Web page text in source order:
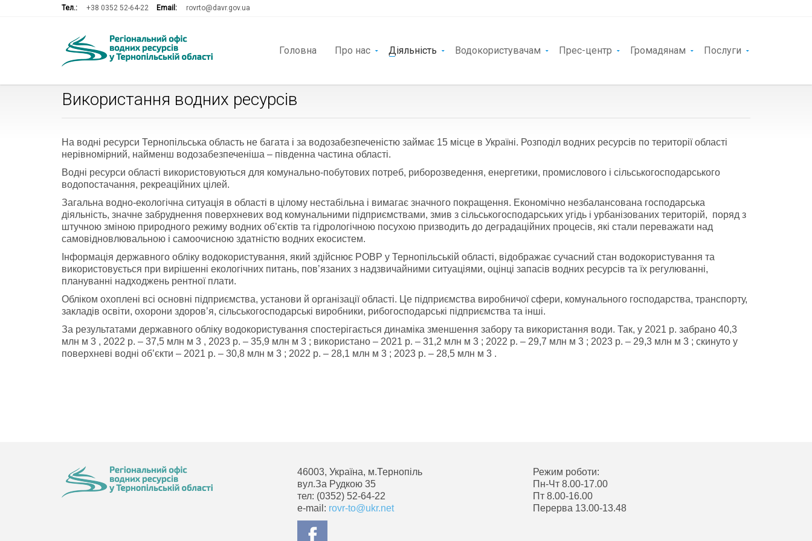
Тел.: +38 0352 52-64-22 Email: rovrto@davr.gov.ua
Головна Про нас Діяльність Водокористувачам Прес-центр Громадянам Послуги
Використання водних ресурсів
На водні ресурси Тернопільська область не багата і за водозабезпеченістю займає 15 місце в Україні. Розподіл водних ресурсів по території області
нерівномірний, найменш водозабезпеченіша – південна частина області.
Водні ресурси області використовуються для комунально-побутових потреб, риборозведення, енергетики, промислового і сільськогосподарського
водопостачання, рекреаційних цілей.
Загальна водно-екологічна ситуація в області в цілому нестабільна і вимагає значного покращення. Економічно незбалансована господарська
діяльність, значне забруднення поверхневих вод комунальними підприємствами, змив з сільськогосподарських угідь і урбанізованих територій, поряд з
штучною зміною природного режиму водних об’єктів та гідрологічною посухою призводить до деградаційних процесів, які стали переважати над
самовідновлювальною і самоочисною здатністю водних екосистем.
Інформація державного обліку водокористування, який здійснює РОВР у Тернопільській області, відображає сучасний стан водокористування та
використовується при вирішенні екологічних питань, пов’язаних з надзвичайними ситуаціями, оцінці запасів водних ресурсів та їх регулюванні,
плануванні надходжень рентної плати.
Обліком охоплені всі основні підприємства, установи й організації області. Це підприємства виробничої сфери, комунального господарства, транспорту,
закладів освіти, охорони здоров’я, сільськогосподарські виробники, рибогосподарські підприємства та інші.
За результатами державного обліку водокористування спостерігається динаміка зменшення забору та використання води. Так, у 2021 р. забрано 40,3
млн м 3 , 2022 р. – 37,5 млн м 3 , 2023 р. – 35,9 млн м 3 ; використано – 2021 р. – 31,2 млн м 3 ; 2022 р. – 29,7 млн м 3 ; 2023 р. – 29,3 млн м 3 ; скинуто у
поверхневі водні об’єкти – 2021 р. – 30,8 млн м 3 ; 2022 р. – 28,1 млн м 3 ; 2023 р. – 28,5 млн м 3 .
46003, Україна, м.Тернопіль
вул.За Рудкою 35
тел: (0352) 52-64-22
e-mail: rovr-to@ukr.net
Режим роботи:
Пн-Чт 8.00-17.00
Пт 8.00-16.00
Перерва 13.00-13.48